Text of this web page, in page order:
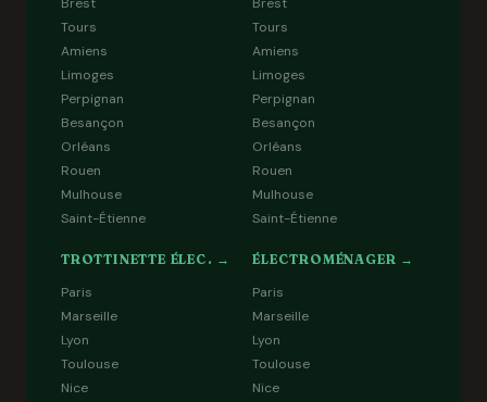
Tours
Amiens
Limoges
Perpignan
Besançon
Orléans
Rouen
Mulhouse
Saint-Étienne
Tours
Amiens
Limoges
Perpignan
Besançon
Orléans
Rouen
Mulhouse
Saint-Étienne
TROTTINETTE ÉLEC. →
Paris
Marseille
Lyon
Toulouse
Nice
ÉLECTROMÉNAGER →
Paris
Marseille
Lyon
Toulouse
Nice